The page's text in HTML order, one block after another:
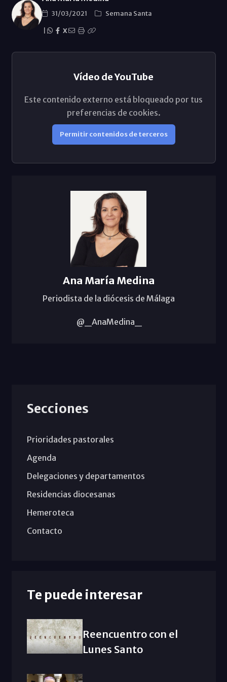
31/03/2021
Semana Santa
X
Vídeo de YouTube
Este contenido externo está bloqueado por tus
preferencias de cookies.
Permitir contenidos de terceros
Ana María Medina
Periodista de la diócesis de Málaga
@_AnaMedina_
Secciones
Prioridades pastorales
Agenda
Delegaciones y departamentos
Residencias diocesanas
Hemeroteca
Contacto
Te puede interesar
Reencuentro con el
Lunes Santo